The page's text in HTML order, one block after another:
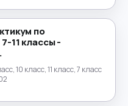
по
11 классы -
10 класс, 11 класс, 7 класс